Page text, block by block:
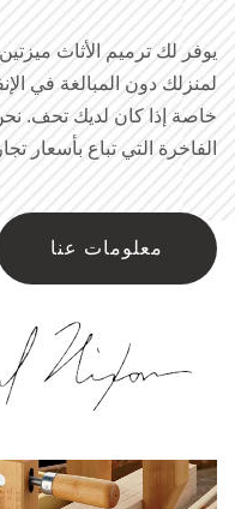
يوفر لك ترميم الأثاث
لمنزلك دون المبالغة في
خاصة إذا كان لديك تحف. نحن
الفاخرة التي تباع بأسعار
معلومات عنا